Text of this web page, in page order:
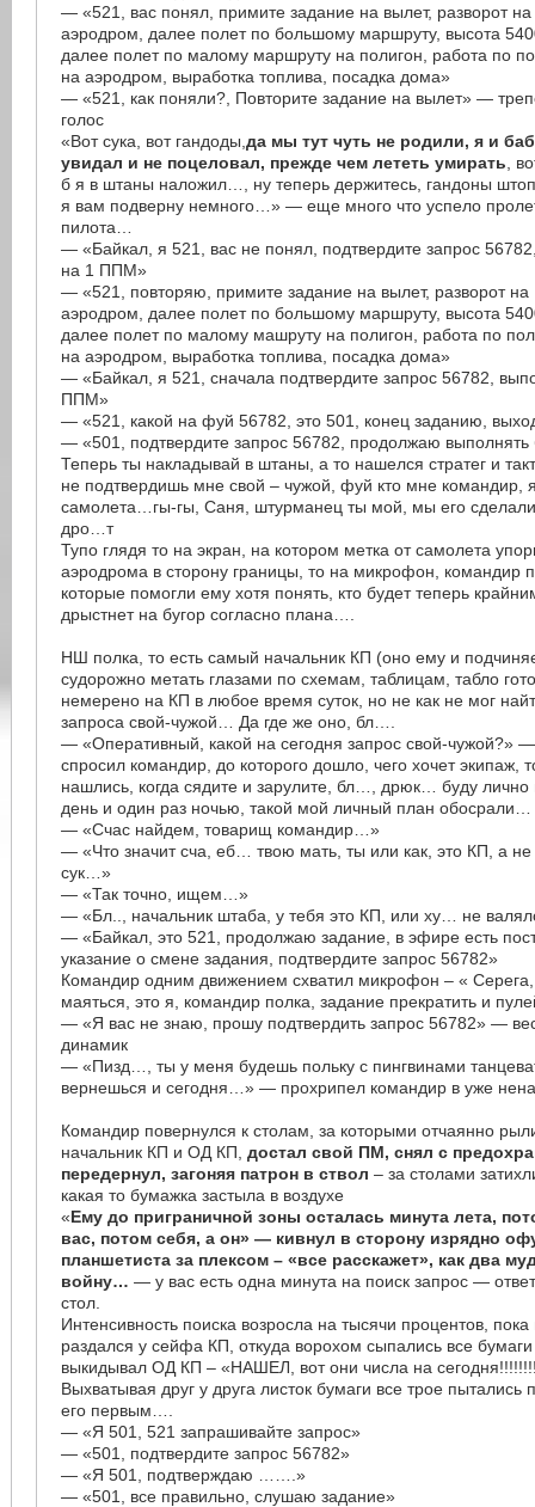
— «521, вас понял, примите задание на вылет, разворот
аэродром, далее полет по большому маршруту, высота
далее полет по малому маршруту на полигон, работа по
на аэродром, выработка топлива, посадка дома»
— «521, как поняли?, Повторите задание на вылет» —
голос
«Вот сука, вот гандоды,да мы тут чуть не родили, я и
увидал и не поцеловал, прежде чем лететь умирать ,
б я в штаны наложил…, ну теперь держитесь, гандоны
я вам подверну немного…» — еще много что успело
пилота…
— «Байкал, я 521, вас не понял, подтвердите запрос
на 1 ППМ»
— «521, повторяю, примите задание на вылет, разворот
аэродром, далее полет по большому маршруту, высота
далее полет по малому машруту на полигон, работа по
на аэродром, выработка топлива, посадка дома»
— «Байкал, я 521, сначала подтвердите запрос 56782,
ППМ»
— «521, какой на фуй 56782, это 501, конец заданию,
— «501, подтвердите запрос 56782, продолжаю выполнять
Теперь ты накладывай в штаны, а то нашелся стратег и
не подтвердишь мне свой – чужой, фуй кто мне командир,
самолета…гы-гы, Саня, штурманец ты мой, мы его
дро…т
Тупо глядя то на экран, на котором метка от самолета
аэродрома в сторону границы, то на микрофон, командир
которые помогли ему хотя понять, кто будет теперь
дрыстнет на бугор согласно плана….
НШ полка, то есть самый начальник КП (оно ему и
судорожно метать глазами по схемам, таблицам, табло
немерено на КП в любое время суток, но не как не мог
запроса свой-чужой… Да где же оно, бл….
— «Оперативный, какой на сегодня запрос свой-чужой?»
спросил командир, до которого дошло, чего хочет экипаж,
нашлись, когда сядите и зарулите, бл…, дрюк… буду
день и один раз ночью, такой мой личный план обосрали…
— «Счас найдем, товарищ командир…»
— «Что значит сча, еб… твою мать, ты или как, это КП, а
сук…»
— «Так точно, ищем…»
— «Бл.., начальник штаба, у тебя это КП, или ху… не
— «Байкал, это 521, продолжаю задание, в эфире есть
указание о смене задания, подтвердите запрос 56782»
Командир одним движением схватил микрофон – «
маяться, это я, командир полка, задание прекратить и
— «Я вас не знаю, прошу подтвердить запрос 56782» —
динамик
— «Пизд…, ты у меня будешь польку с пингвинами
вернешься и сегодня…» — прохрипел командир в уже
Командир повернулся к столам, за которыми отчаянно
начальник КП и ОД КП,достал свой ПМ, снял с
передернул, загоняя патрон в ствол – за столами
какая то бумажка застыла в воздухе
«Ему до приграничной зоны осталась минута лета,
вас, потом себя, а он» — кивнул в сторону изрядно
планшетиста за плексом – «все расскажет», как два
войну… — у вас есть одна минута на поиск запрос —
стол.
Интенсивность поиска возросла на тысячи процентов, пока
раздался у сейфа КП, откуда ворохом сыпались все
выкидывал ОД КП – «НАШЕЛ, вот они числа на
Выхватывая друг у друга листок бумаги все трое пытались
его первым….
— «Я 501, 521 запрашивайте запрос»
— «501, подтвердите запрос 56782»
— «Я 501, подтверждаю …….»
— «501, все правильно, слушаю задание»